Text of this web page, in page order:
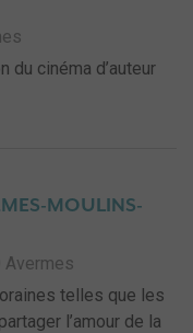
du cinéma d’auteur
MOULINS-
Avermes
telles que les
l’amour de la